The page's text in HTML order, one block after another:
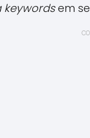
keywordsem